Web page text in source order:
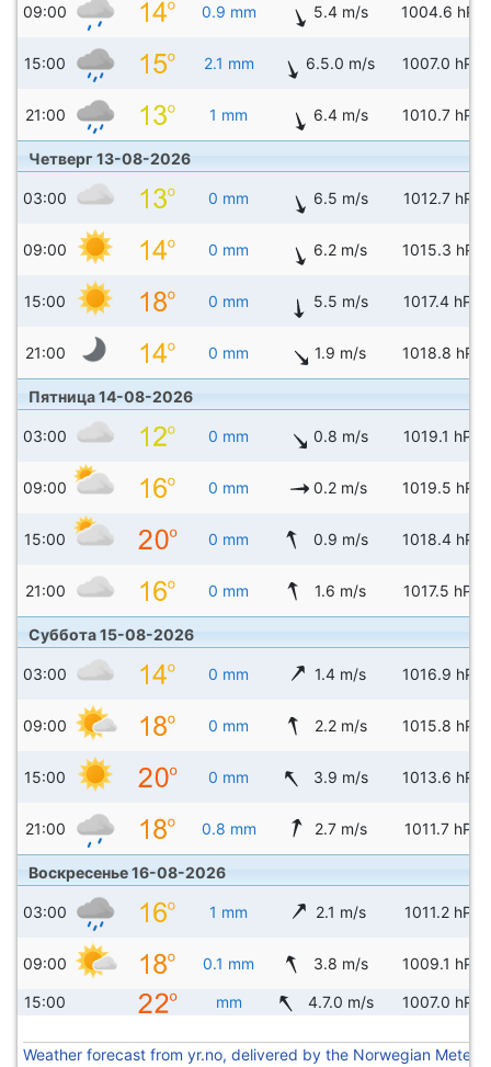
09:00 0.9 mm 5.4 m/s 1004.6 hPa
15:00 2.1 mm 6.5.0 m/s 1007.0 hPa
21:00 1 mm 6.4 m/s 1010.7 hPa
Четверг 13-08-2026
03:00 0 mm 6.5 m/s 1012.7 hPa
09:00 0 mm 6.2 m/s 1015.3 hPa
15:00 0 mm 5.5 m/s 1017.4 hPa
21:00 0 mm 1.9 m/s 1018.8 hPa
Пятница 14-08-2026
03:00 0 mm 0.8 m/s 1019.1 hPa
09:00 0 mm 0.2 m/s 1019.5 hPa
15:00 0 mm 0.9 m/s 1018.4 hPa
21:00 0 mm 1.6 m/s 1017.5 hPa
Суббота 15-08-2026
03:00 0 mm 1.4 m/s 1016.9 hPa
09:00 0 mm 2.2 m/s 1015.8 hPa
15:00 0 mm 3.9 m/s 1013.6 hPa
21:00 0.8 mm 2.7 m/s 1011.7 hPa
Воскресенье 16-08-2026
03:00 1 mm 2.1 m/s 1011.2 hPa
09:00 0.1 mm 3.8 m/s 1009.1 hPa
15:00 mm 4.7.0 m/s 1007.0 hPa
Weather forecast from yr.no, delivered by the Norwegian